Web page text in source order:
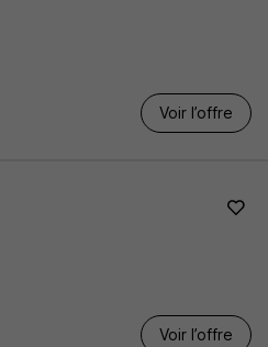
Voir l’offre
Voir l’offre